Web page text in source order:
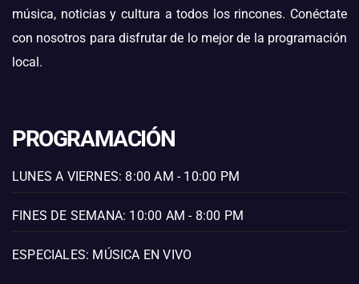
música, noticias y cultura a todos los rincones. Conéctate
con nosotros para disfrutar de lo mejor de la programación
local.
PROGRAMACIÓN
LUNES A VIERNES: 8:00 AM - 10:00 PM
FINES DE SEMANA: 10:00 AM - 8:00 PM
ESPECIALES: MÚSICA EN VIVO